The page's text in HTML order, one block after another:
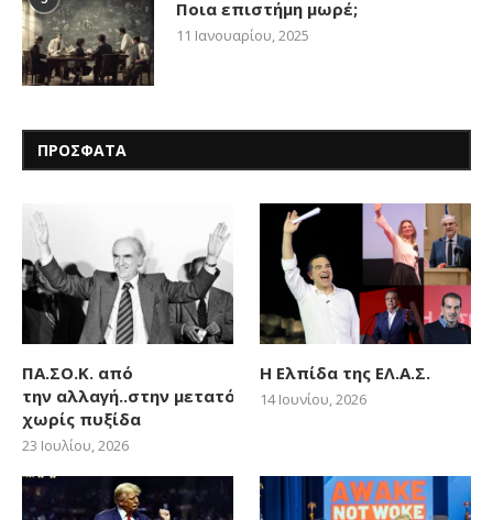
Ποια επιστήμη μωρέ;
11 Ιανουαρίου, 2025
ΠΡΟΣΦΑΤΑ
ΠΑ.ΣΟ.Κ. από
την αλλαγή..στην μετατόπιση
χωρίς πυξίδα
23 Ιουλίου, 2026
Η Ελπίδα της ΕΛ.Α.Σ.
14 Ιουνίου, 2026